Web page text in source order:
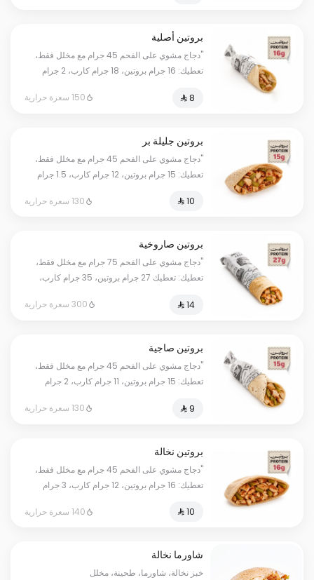
بروتين أصلية
"دجاج مشوي على الفحم 45 جرام مع مخلل فقط،
تعطيك: 16 جرام بروتين، 18 جرام كارب، 2 جرام
وموثقة بفحص مختبر معتمد؛ كل وانت مرتاح."
150 سعرة حرارية
بروتين جليلة بر
"دجاج مشوي على الفحم 45 جرام مع مخلل فقط،
تعطيك: 15 جرام بروتين، 12 جرام كارب، 1.5 جرام
وموثقة بفحص مختبر معتمد؛ كل وانت مرتاح."
130 سعرة حرارية
بروتين صاروخية
"دجاج مشوي على الفحم 75 جرام مع مخلل فقط،
تعطيك: تعطيك 27 جرام بروتين، 35 جرام كارب،
حقيقية وموثقة بفحص مختبر معتمد؛ كل وانت
⁨⁦‪‬ 14⁩ 300 سعرة حرارية
بروتين صاجية
"دجاج مشوي على الفحم 45 جرام مع مخلل فقط،
تعطيك: 15 جرام بروتين، 11 جرام كارب، 2 جرام
وموثقة بفحص مختبر معتمد؛ كل وانت مرتاح."
130 سعرة حرارية
بروتين نخالة
"دجاج مشوي على الفحم 45 جرام مع مخلل فقط،
تعطيك: 16 جرام بروتين، 12 جرام كارب، 3 جرام
وموثقة بفحص مختبر معتمد؛ كل وانت مرتاح."
140 سعرة حرارية
شاورما نخالة
خبز نخالة، شاورما، طحينة، مخلل